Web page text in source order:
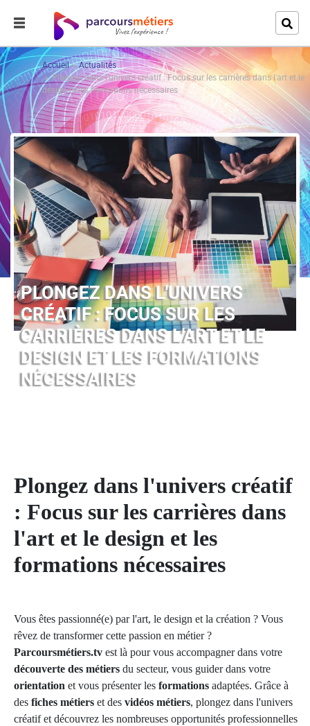
Accueil
Actualités
Plongez dans l'univers créatif : Focus sur les carrières dans l'art et le
design et les formations nécessaires
PLONGEZ DANS L'UNIVERS
CRÉATIF : FOCUS SUR LES
CARRIÈRES DANS L'ART ET LE
DESIGN ET LES FORMATIONS
NÉCESSAIRES
Plongez dans l'univers créatif
: Focus sur les carrières dans
l'art et le design et les
formations nécessaires
Vous êtes passionné(e) par l'art, le design et la création ? Vous
rêvez de transformer cette passion en métier ?
Parcoursmétiers.tv est là pour vous accompagner dans votre
découverte des métiers du secteur, vous guider dans votre
orientation et vous présenter les formations adaptées. Grâce à
des fiches métiers et des vidéos métiers, plongez dans l'univers
créatif et découvrez les nombreuses opportunités professionnelles